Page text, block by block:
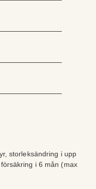
storleksändring i upp
i 6 mån (max